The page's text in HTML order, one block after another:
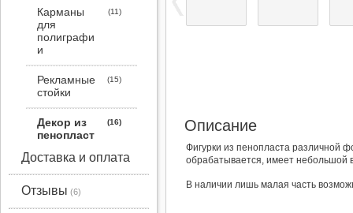
Карманы
для
полиграфи
и
Рекламные
стойки
Декор из
пенопласт
Строймате
риалы
Доставка и оплата
Отзывы
Описание
Фигурки из пенопласта различной
обрабатывается, имеет небольшой
В наличии лишь малая часть